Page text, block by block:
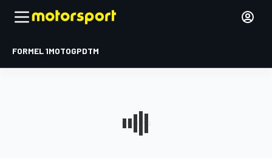
FORMEL 1MOTOGPDTM